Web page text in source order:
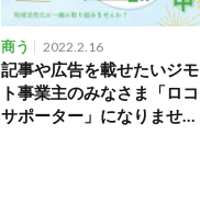
商う 2022.2.16
記事や広告を載せたいジモ
ト事業主のみなさま「ロコ
サポーター」になりません